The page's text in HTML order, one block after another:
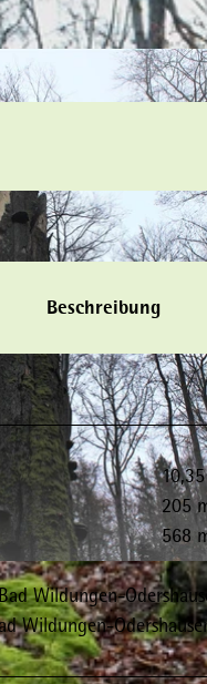
Beschreibung
205
568
Wildungen-
Wildungen-